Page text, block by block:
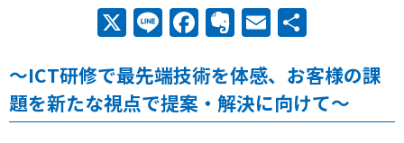
X LineFacebook
Evernote
Email
～ICT研修で最先端技術を体感、お客様の課
題を新たな視点で提案・解決に向けて～